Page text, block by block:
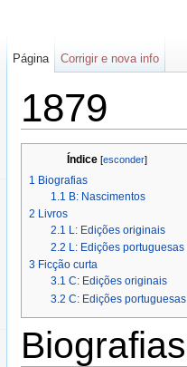
1879
Índice[esconder]
1 Biografias
1.1 B: Nascimentos
2 Livros
2.1 L: Edições originais
2.2 L: Edições portuguesas
3 Ficção curta
3.1 C: Edições originais
3.2 C: Edições portuguesas
Biografias
Página Corrigir e nova info